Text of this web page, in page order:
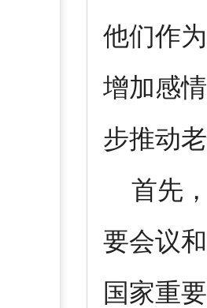
他们作
增加感
步推动
首先，
要会议
国家重